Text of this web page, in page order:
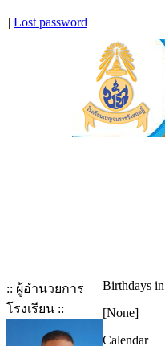
| Lost password
:: ผู้อำนวยการ
โรงเรียน ::
Birthdays
[None]
Calendar